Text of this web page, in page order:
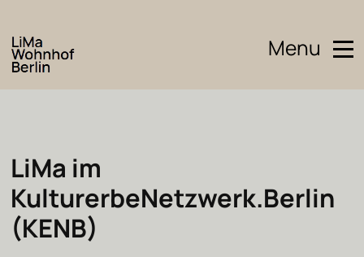
Menu
LiMa im
KulturerbeNetzwerk.Berlin
(KENB)